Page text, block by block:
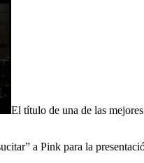
El título de una de las
a Pink para la